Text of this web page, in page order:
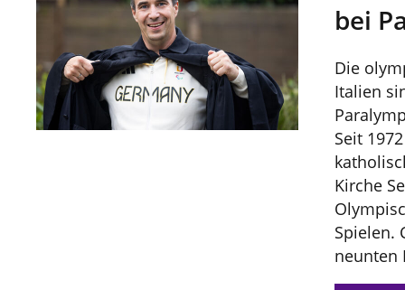
bei
Die
Italien
Seit
Kirche
Spielen.
neunten